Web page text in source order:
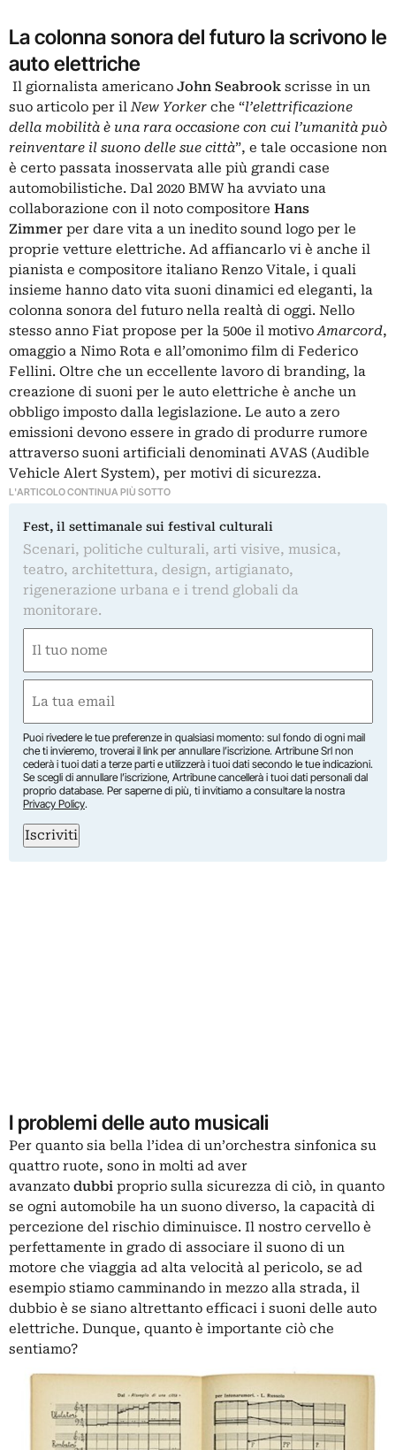
La colonna sonora del futuro la scrivono le
auto elettriche
Il giornalista americano John Seabrook scrisse in un
suo articolo per ilNew Yorker che “l’elettrificazione
della mobilità è una rara occasione con cui l’umanità può
reinventare il suono delle sue città”, e tale occasione non
è certo passata inosservata alle più grandi case
automobilistiche. Dal 2020 BMW ha avviato una
collaborazione con il noto compositore Hans
Zimmer per dare vita a un inedito sound logo per le
proprie vetture elettriche. Ad affiancarlo vi è anche il
pianista e compositore italiano Renzo Vitale, i quali
insieme hanno dato vita suoni dinamici ed eleganti, la
colonna sonora del futuro nella realtà di oggi. Nello
stesso anno Fiat propose per la 500e il motivoAmarcord,
omaggio a Nimo Rota e all’omonimo film di Federico
Fellini. Oltre che un eccellente lavoro di branding, la
creazione di suoni per le auto elettriche è anche un
obbligo imposto dalla legislazione. Le auto a zero
emissioni devono essere in grado di produrre rumore
attraverso suoni artificiali denominati AVAS (Audible
Vehicle Alert System), per motivi di sicurezza.
L'ARTICOLO CONTINUA PIÙ SOTTO
Fest, il settimanale sui festival culturali
Scenari, politiche culturali, arti visive, musica,
teatro, architettura, design, artigianato,
rigenerazione urbana e i trend globali da
monitorare.
(Obbligatorio)
Nome
(Obbligatorio)
Puoi rivedere le tue preferenze in qualsiasi momento: sul fondo di ogni mail
che ti invieremo, troverai il link per annullare l’iscrizione. Artribune Srl non
cederà i tuoi dati a terze parti e utilizzerà i tuoi dati secondo le tue indicazioni.
Se scegli di annullare l’iscrizione, Artribune cancellerà i tuoi dati personali dal
proprio database. Per saperne di più, ti invitiamo a consultare la nostra
Privacy Policy.
Iscriviti
I problemi delle auto musicali
Per quanto sia bella l’idea di un’orchestra sinfonica su
quattro ruote, sono in molti ad aver
avanzato dubbi proprio sulla sicurezza di ciò, in quanto
se ogni automobile ha un suono diverso, la capacità di
percezione del rischio diminuisce. Il nostro cervello è
perfettamente in grado di associare il suono di un
motore che viaggia ad alta velocità al pericolo, se ad
esempio stiamo camminando in mezzo alla strada, il
dubbio è se siano altrettanto efficaci i suoni delle auto
elettriche. Dunque, quanto è importante ciò che
sentiamo?